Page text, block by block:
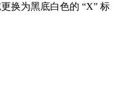
换为黑底白色的 “X” 标